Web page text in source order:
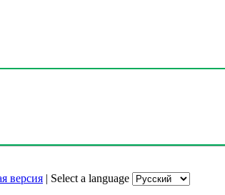
версия | Select a language